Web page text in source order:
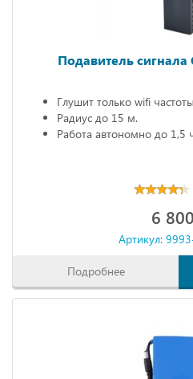
Подавитель
Глушит только wifi
Радиус до 15 м.
Работа автономно до 1,5
6 800
Артикул:
Подробнее